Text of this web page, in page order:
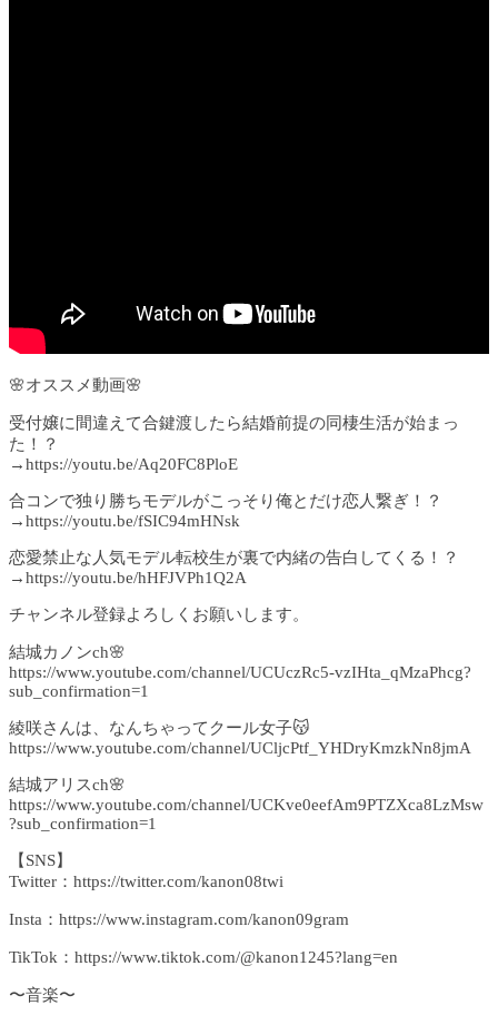
🌸オススメ動画🌸
受付嬢に間違えて合鍵渡したら結婚前提の同棲生活が始まっ
た！？
→https://youtu.be/Aq20FC8PloE
合コンで独り勝ちモデルがこっそり俺とだけ恋人繋ぎ！？
→https://youtu.be/fSIC94mHNsk
恋愛禁止な人気モデル転校生が裏で内緒の告白してくる！？
→https://youtu.be/hHFJVPh1Q2A
チャンネル登録よろしくお願いします。
結城カノンch🌸
https://www.youtube.com/channel/UCUczRc5-vzIHta_qMzaPhcg?
sub_confirmation=1
綾咲さんは、なんちゃってクール女子😽
https://www.youtube.com/channel/UCljcPtf_YHDryKmzkNn8jmA
結城アリスch🌸
https://www.youtube.com/channel/UCKve0eefAm9PTZXca8LzMsw
?sub_confirmation=1
【SNS】
Twitter：https://twitter.com/kanon08twi
Insta：https://www.instagram.com/kanon09gram
TikTok：https://www.tiktok.com/@kanon1245?lang=en
〜音楽〜